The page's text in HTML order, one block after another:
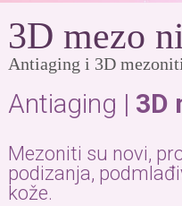
3D mezo
Antiaging i 3D
Antiaging | 3D
Mezoniti su novi,
podizanja,
kože.